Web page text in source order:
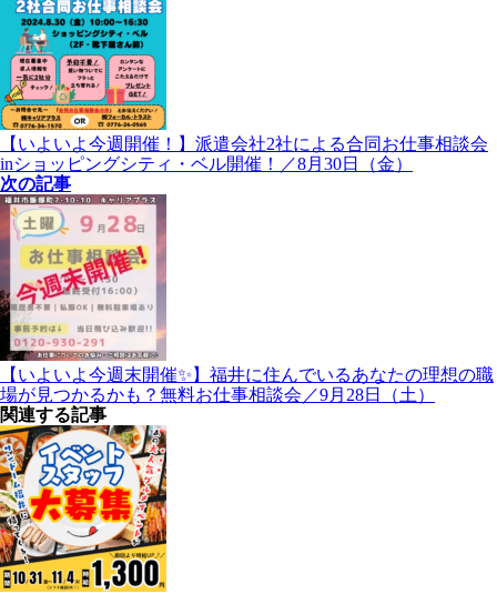
【いよいよ今週開催！】派遣会社2社による合同お仕事相談会
inショッピングシティ・ベル開催！／8月30日（金）
次の記事
【いよいよ今週末開催✨】福井に住んでいるあなたの理想の職
場が見つかるかも？無料お仕事相談会／9月28日（土）
関連する記事